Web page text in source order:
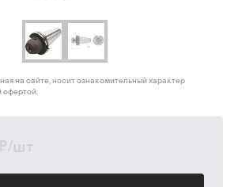
/шт
на сайте, носит ознакомительный характер
офертой.